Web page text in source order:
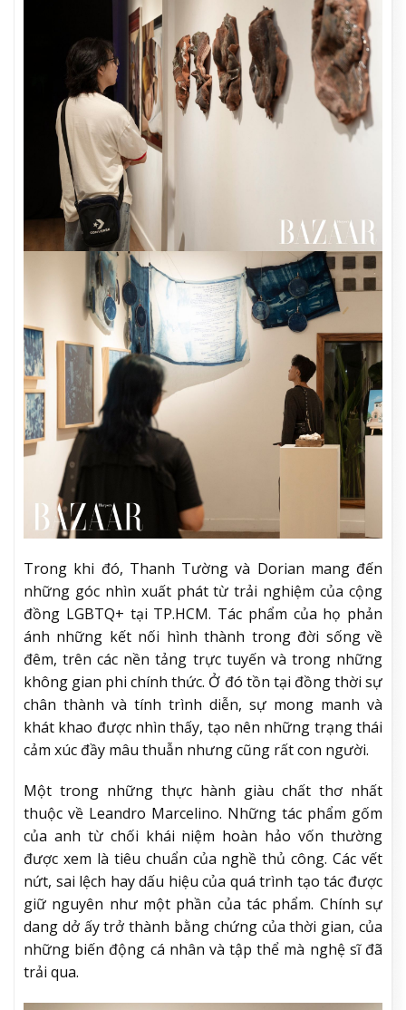
Trong khi đó, Thanh Tường và Dorian mang đến
những góc nhìn xuất phát từ trải nghiệm của cộng
đồng LGBTQ+ tại TP.HCM. Tác phẩm của họ phản
ánh những kết nối hình thành trong đời sống về
đêm, trên các nền tảng trực tuyến và trong những
không gian phi chính thức. Ở đó tồn tại đồng thời sự
chân thành và tính trình diễn, sự mong manh và
khát khao được nhìn thấy, tạo nên những trạng thái
cảm xúc đầy mâu thuẫn nhưng cũng rất con người.
Một trong những thực hành giàu chất thơ nhất
thuộc về Leandro Marcelino. Những tác phẩm gốm
của anh từ chối khái niệm hoàn hảo vốn thường
được xem là tiêu chuẩn của nghề thủ công. Các vết
nứt, sai lệch hay dấu hiệu của quá trình tạo tác được
giữ nguyên như một phần của tác phẩm. Chính sự
dang dở ấy trở thành bằng chứng của thời gian, của
những biến động cá nhân và tập thể mà nghệ sĩ đã
trải qua.